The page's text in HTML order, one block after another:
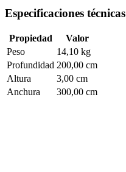
Especificaciones técnicas
Propiedad
Valor
Peso
14,10 kg
Profundidad 200,00 cm
Altura
3,00 cm
Anchura
300,00 cm